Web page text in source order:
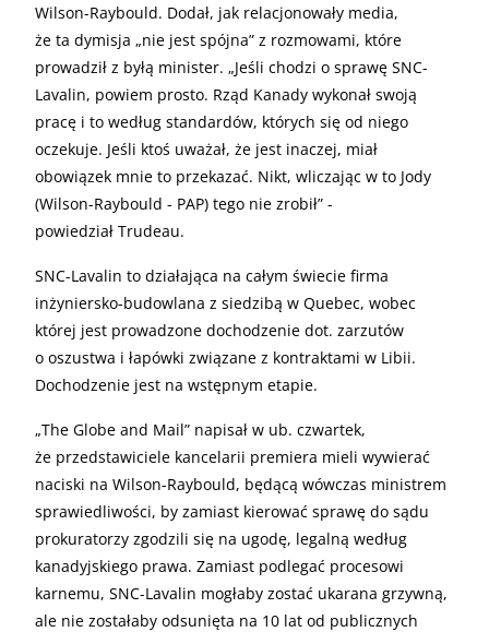
Wilson-Raybould. Dodał, jak relacjonowały media,
że ta dymisja „nie jest spójna” z rozmowami, które
prowadził z byłą minister. „Jeśli chodzi o sprawę SNC-
Lavalin, powiem prosto. Rząd Kanady wykonał swoją
pracę i to według standardów, których się od niego
oczekuje. Jeśli ktoś uważał, że jest inaczej, miał
obowiązek mnie to przekazać. Nikt, wliczając w to Jody
(Wilson-Raybould - PAP) tego nie zrobił” -
powiedział Trudeau.
SNC-Lavalin to działająca na całym świecie firma
inżyniersko-budowlana z siedzibą w Quebec, wobec
której jest prowadzone dochodzenie dot. zarzutów
o oszustwa i łapówki związane z kontraktami w Libii.
Dochodzenie jest na wstępnym etapie.
„The Globe and Mail” napisał w ub. czwartek,
że przedstawiciele kancelarii premiera mieli wywierać
naciski na Wilson-Raybould, będącą wówczas ministrem
sprawiedliwości, by zamiast kierować sprawę do sądu
prokuratorzy zgodzili się na ugodę, legalną według
kanadyjskiego prawa. Zamiast podlegać procesowi
karnemu, SNC-Lavalin mogłaby zostać ukarana grzywną,
ale nie zostałaby odsunięta na 10 lat od publicznych